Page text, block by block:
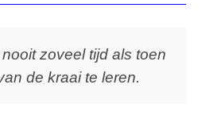
zoveel tijd als toen
de kraai te leren.